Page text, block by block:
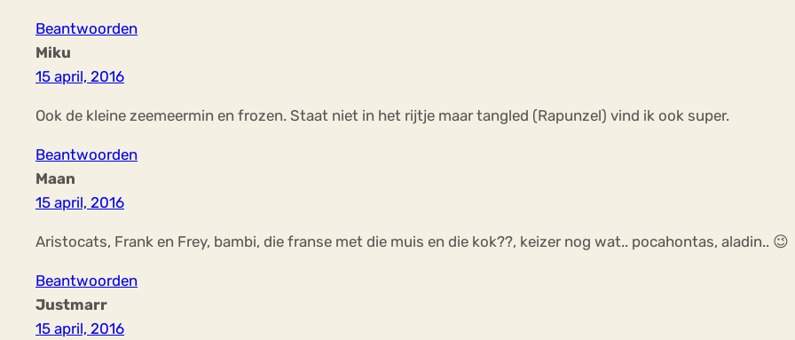
Beantwoorden
Miku
15 april, 2016
Ook de kleine zeemeermin en frozen. Staat niet in het rijtje maar tangled (Rapunzel) vind ik ook super.
Beantwoorden
Maan
15 april, 2016
Aristocats, Frank en Frey, bambi, die franse met die muis en die kok??, keizer nog wat.. pocahontas, aladin.. 😉
Beantwoorden
Justmarr
15 april, 2016